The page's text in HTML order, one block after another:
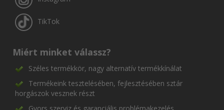
TikTok
Miért minket válassz?
Széles termékkör, nagy alternatív termékkínálat
Termékeink tesztelésében, fejlesztésében sztár
horgászok vesznek részt